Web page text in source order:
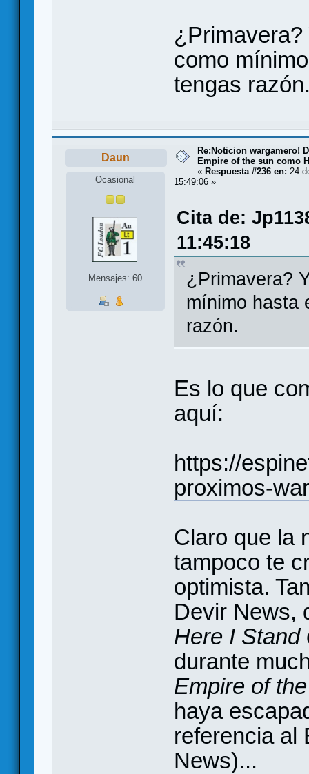
como
tengas
Daun
Ocasional
Mensajes: 60
Re:Noticion wargamero!
Empire of the sun como
« Respuesta #236 en: 24
15:49:06 »
Cita de:
11:45:18
¿Primavera?
mínimo hasta
razón.
Es lo que
aquí:
https://
proximos-
Claro que la
tampoco te
optimista.
Devir News,
Here I Stand
durante
Empire of
haya
referencia al
News)...